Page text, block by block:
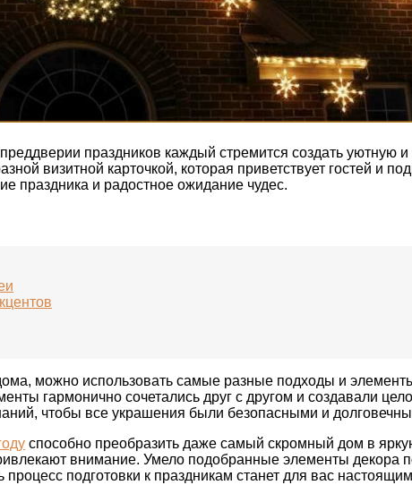
праздников каждый стремится создать уютную
визитной карточкой, которая приветствует гостей и
праздника и радостное ожидание чудес.
можно использовать самые разные подходы и
гармонично сочетались друг с другом и создавали
чтобы все украшения были безопасными и
способно преобразить даже самый скромный дом в
внимание. Умело подобранные элементы декора
подготовки к праздникам станет для вас